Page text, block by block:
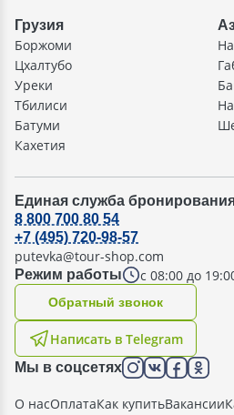
Грузия
Боржоми
Цхалтубо
Уреки
Тбилиси
Батуми
Кахетия
Единая служба
Режим работы с 08:00 до
8 800 700 80 54
+7 (495) 720-98-57
putevka@tour-shop.com
Написать в Telegram
Oбратный звонок
Мы в соцсетях
О насОплатаКак купитьВакансии